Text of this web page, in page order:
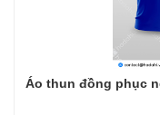
Áo thun đồng phục